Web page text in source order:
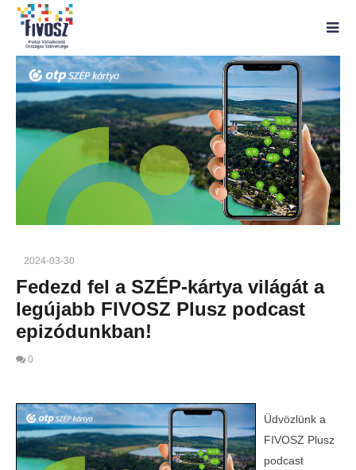
2024-03-30
Fedezd fel a SZÉP-kártya világát a
legújabb FIVOSZ Plusz podcast
epizódunkban!
0
Üdvözlünk a
FIVOSZ Plusz
podcast